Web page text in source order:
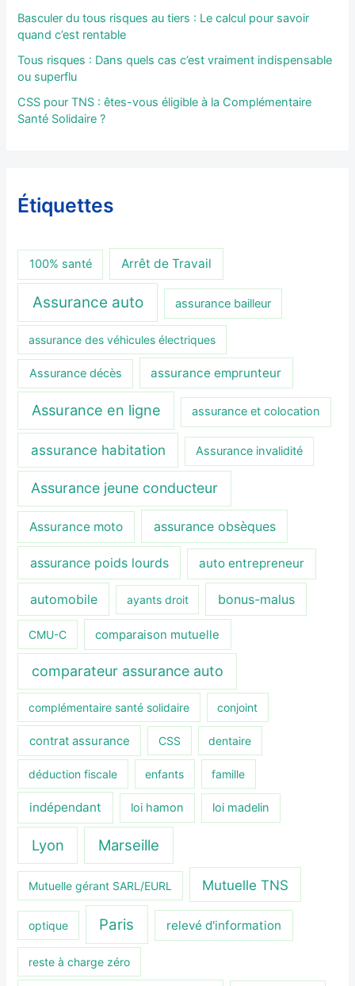
Basculer du tous risques au tiers : Le calcul pour savoir
quand c’est rentable
Tous risques : Dans quels cas c’est vraiment indispensable
ou superflu
CSS pour TNS : êtes-vous éligible à la Complémentaire
Santé Solidaire ?
Étiquettes
100% santé Arrêt de Travail
Assurance auto assurance bailleur
assurance des véhicules électriques
Assurance décès assurance emprunteur
Assurance en ligne assurance et colocation
assurance habitation Assurance invalidité
Assurance jeune conducteur
Assurance moto assurance obsèques
assurance poids lourds auto entrepreneur
automobile ayants droit bonus-malus
CMU-C comparaison mutuelle
comparateur assurance auto
complémentaire santé solidaire conjoint
contrat assurance CSS dentaire
déduction fiscale enfants famille
indépendant loi hamon loi madelin
Lyon Marseille
Mutuelle gérant SARL/EURL Mutuelle TNS
optique Paris relevé d'information
reste à charge zéro